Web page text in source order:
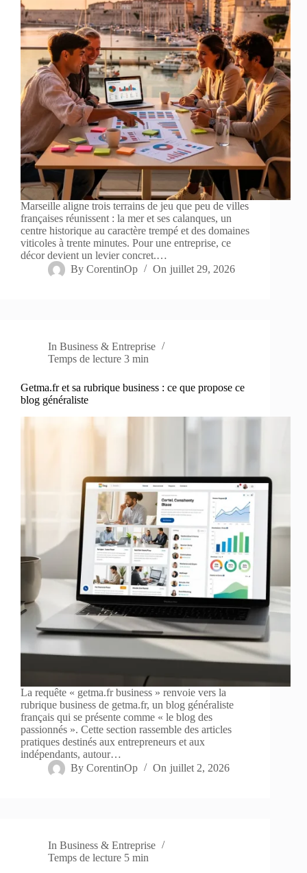
Marseille aligne trois terrains de jeu que peu de villes
françaises réunissent : la mer et ses calanques, un
centre historique au caractère trempé et des domaines
viticoles à trente minutes. Pour une entreprise, ce
décor devient un levier concret.…
By CorentinOp On juillet 29, 2026
In Business & Entreprise
Temps de lecture 3 min
Getma.fr et sa rubrique business : ce que propose ce
blog généraliste
La requête « getma.fr business » renvoie vers la
rubrique business de getma.fr, un blog généraliste
français qui se présente comme « le blog des
passionnés ». Cette section rassemble des articles
pratiques destinés aux entrepreneurs et aux
indépendants, autour…
By CorentinOp On juillet 2, 2026
In Business & Entreprise
Temps de lecture 5 min